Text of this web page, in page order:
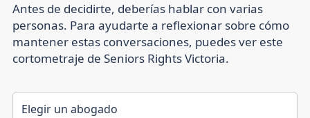
Antes de decidirte, deberías hablar con varias
personas. Para ayudarte a reflexionar sobre cómo
mantener estas conversaciones, puedes ver este
cortometraje de Seniors Rights Victoria.
Elegir un abogado